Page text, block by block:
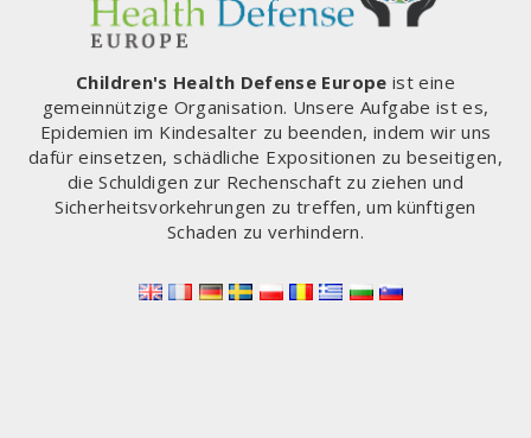
Children's Health Defense Europe ist eine
gemeinnützige Organisation. Unsere Aufgabe ist es,
Epidemien im Kindesalter zu beenden, indem wir uns
dafür einsetzen, schädliche Expositionen zu beseitigen,
die Schuldigen zur Rechenschaft zu ziehen und
Sicherheitsvorkehrungen zu treffen, um künftigen
Schaden zu verhindern.